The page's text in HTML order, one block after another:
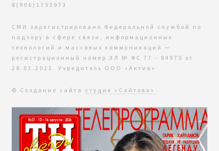
8(906)1753973
СМИ зарегистрировано Федеральной службой по
надзору в сфере связи, информационных
технологий и массовых коммуникаций —
регистрационный номер ЭЛ № ФС 77 - 84975 от
28.03.2023. Учредитель ООО «Актив»
© Создание сайта студия «Сайтово»